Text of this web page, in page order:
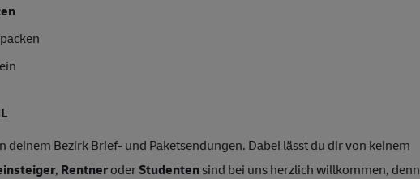
deinem Bezirk Brief- und Paketsendungen. Dabei lässt du dir von keinem
, RentneroderStudentensind bei uns herzlich willkommen, denn